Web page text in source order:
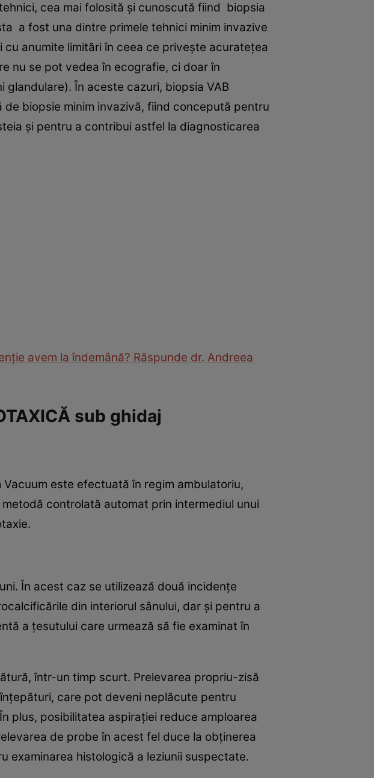
cea mai folosită și cunoscută fiind biopsia
a fost una dintre primele tehnici minim invazive
anumite limitări în ceea ce privește acuratețea
nu se pot vedea în ecografie, ci doar în
În aceste cazuri, biopsia VAB
biopsie minim invazivă, fiind concepută pentru
și pentru a contribui astfel la diagnosticarea
avem la îndemână? Răspunde dr. Andreea
sub ghidaj
este efectuată în regim ambulatoriu,
controlată automat prin intermediul unui
În acest caz se utilizează două incidențe
din interiorul sânului, dar și pentru a
a țesutului care urmează să fie examinat în
într-un timp scurt. Prelevarea propriu-zisă
care pot deveni neplăcute pentru
plus, posibilitatea aspirației reduce amploarea
de probe în acest fel duce la obținerea
examinarea histologică a leziunii suspectate.